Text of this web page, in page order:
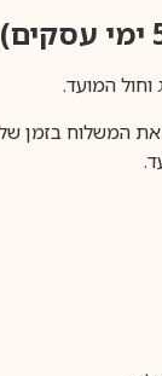
המשלוח בזמן